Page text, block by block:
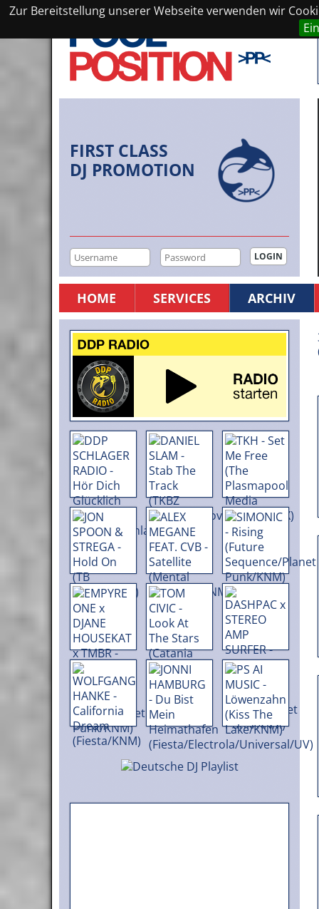
Zur Bereitstellung unserer Webseite verwenden wir
FIRST CLASS
DJ PROMOTION
HOME SERVICES ARCHIV